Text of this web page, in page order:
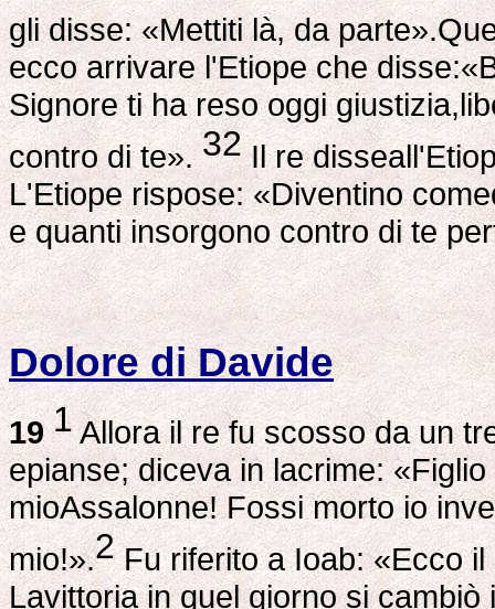
gli disse: «Mettiti là, da
ecco arrivare l'Etiope che
Signore ti ha reso oggi
contro di te».32Il re
L'Etiope rispose: «Diventino
e quanti insorgono contro di te
Dolore di Davide
19 1Allora il re fu scosso da un
epianse; diceva in lacrime:
mioAssalonne! Fossi morto io
mio!».2Fu riferito a Ioab: «Ecco
Lavittoria in quel giorno si